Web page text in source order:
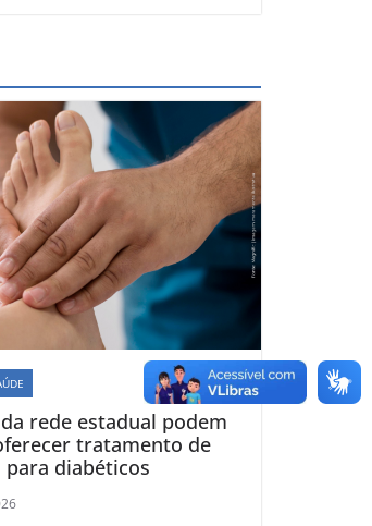
rede estadual podem
de
para diabéticos